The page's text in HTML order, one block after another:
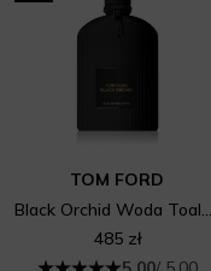
TOM FORD
Black Orchid Woda Toaletowa Damska
485 zł